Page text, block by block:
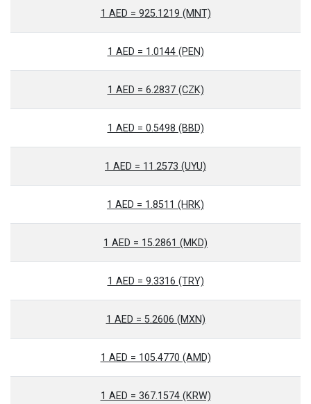
1 AED = 925.1219 (MNT)
1 AED = 1.0144 (PEN)
1 AED = 6.2837 (CZK)
1 AED = 0.5498 (BBD)
1 AED = 11.2573 (UYU)
1 AED = 1.8511 (HRK)
1 AED = 15.2861 (MKD)
1 AED = 9.3316 (TRY)
1 AED = 5.2606 (MXN)
1 AED = 105.4770 (AMD)
1 AED = 367.1574 (KRW)